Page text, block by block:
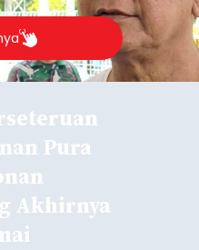
Pura
Akhirnya